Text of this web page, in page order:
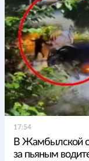
17:54
В Жамбылской
за пьяным